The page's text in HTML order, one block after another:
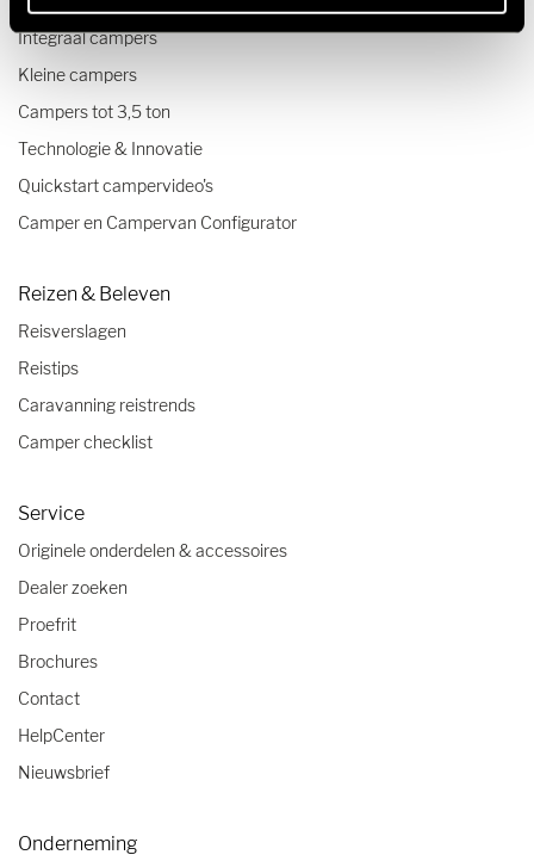
Integraal campers
Kleine campers
Campers tot 3,5 ton
Technologie & Innovatie
Quickstart campervideo's
Camper en Campervan Configurator
Reizen & Beleven
Reisverslagen
Reistips
Caravanning reistrends
Camper checklist
Service
Originele onderdelen & accessoires
Dealer zoeken
Proefrit
Brochures
Contact
HelpCenter
Nieuwsbrief
Onderneming